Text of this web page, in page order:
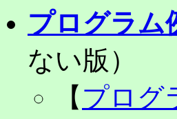
プログラム
ない版）
【 プログ